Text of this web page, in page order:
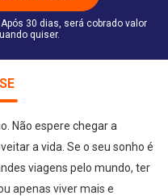
30 dias, será cobrado valor
quiser.
Não espere chegar a
a vida. Se o seu sonho é
viagens pelo mundo, ter
apenas viver mais e